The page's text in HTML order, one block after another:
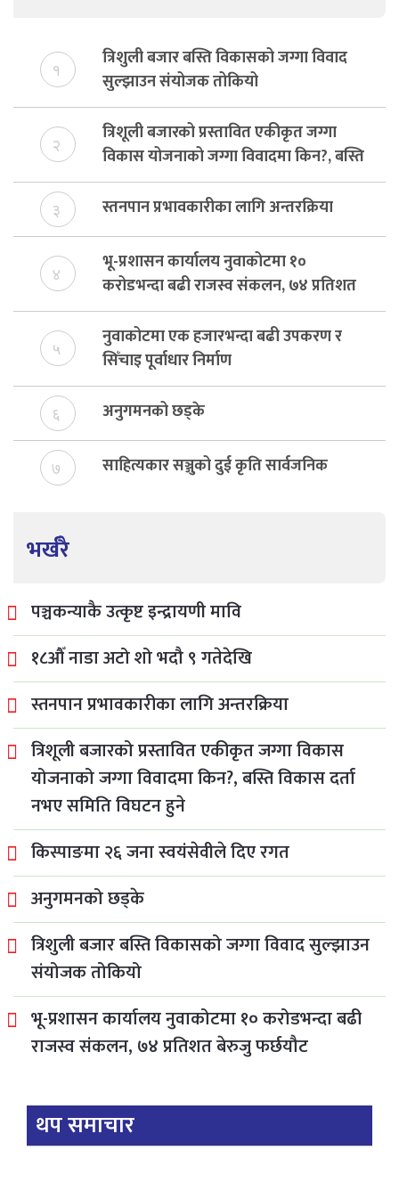
१
त्रिशुली बजार बस्ति विकासको जग्गा विवाद
सुल्झाउन संयोजक तोकियो
२
त्रिशूली बजारको प्रस्तावित एकीकृत जग्गा
विकास योजनाको जग्गा विवादमा किन?, बस्ति
विकास दर्ता नभए समिति विघटन हुने
३ स्तनपान प्रभावकारीका लागि अन्तरक्रिया
४
भू-प्रशासन कार्यालय नुवाकोटमा १०
करोडभन्दा बढी राजस्व संकलन, ७४ प्रतिशत
बेरुजु फर्छयौट
५
नुवाकोटमा एक हजारभन्दा बढी उपकरण र
सिँचाइ पूर्वाधार निर्माण
६ अनुगमनको छड्के
७ साहित्यकार सञ्जुको दुई कृति सार्वजनिक
भर्खरै
पञ्चकन्याकै उत्कृष्ट इन्द्रायणी मावि
१८औँ नाडा अटो शो भदौ ९ गतेदेखि
स्तनपान प्रभावकारीका लागि अन्तरक्रिया
त्रिशूली बजारको प्रस्तावित एकीकृत जग्गा विकास
योजनाको जग्गा विवादमा किन?, बस्ति विकास दर्ता
नभए समिति विघटन हुने
किस्पाङमा २६ जना स्वयंसेवीले दिए रगत
अनुगमनको छड्के
त्रिशुली बजार बस्ति विकासको जग्गा विवाद सुल्झाउन
संयोजक तोकियो
भू-प्रशासन कार्यालय नुवाकोटमा १० करोडभन्दा बढी
राजस्व संकलन, ७४ प्रतिशत बेरुजु फर्छयौट
थप समाचार